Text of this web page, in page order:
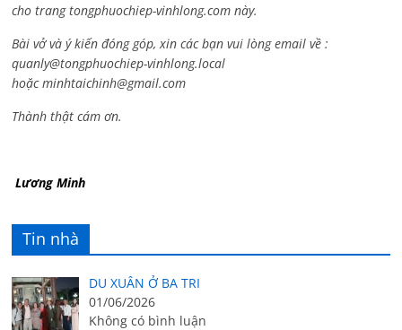
cho trang tongphuochiep-vinhlong.com này.
Bài vở và ý kiến đóng góp, xin các bạn vui lòng email về :
quanly@tongphuochiep-vinhlong.local
hoặcminhtaichinh@gmail.com
Thành thật cám ơn.
Lương Minh
Tin nhà
DU XUÂN Ở BA TRI
01/06/2026
Không có bình luận